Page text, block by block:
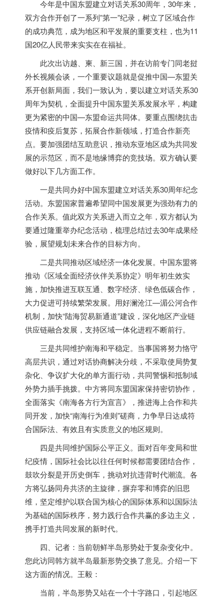
今年是中国东盟建立对话关系30周年，30年来，
双方合作开创了一系列”第一”纪录，树立了区域合作
的成功典范，成为地区和平发展的重要支柱，也为11
国20亿人民带来实实在在福祉。
此次出访越、柬、新三国，并在访前专门同老挝
外长视频会谈，一个重要议题就是促推中国—东盟关
系开创新局面，我们一致认为，要以建立对话关系30
周年为契机，全面提升中国东盟关系发展水平，构建
更为紧密的中国—东盟命运共同体。要重点围绕抗击
疫情和疫后复苏，拓展合作新领域，打造合作新亮
点。要加强团结互助意识，推动东亚地区成为共同发
展的示范区，而不是地缘博弈的竞技场。双方确认要
做好以下几方面工作。
一是共同办好中国东盟建立对话关系30周年纪念
活动。东盟国家普遍希望同中国发展更为强劲有力的
合作关系。值此双方关系进入而立之年，双方都认为
要通过隆重举办纪念活动，梳理总结过去30年成果经
验，展望规划未来合作的目标方向。
二是共同推动区域经济一体化发展。中国东盟将
推动《区域全面经济伙伴关系协定》明年初生效实
施，加快推进互联互通、数字经济、绿色低碳合作，
大力促进可持续繁荣发展。用好澜沧江—湄公河合作
机制，加快“陆海贸易新通道”建设，深化地区产业链
供应链融合发展，支持区域一体化进程不断前行。
三是共同维护南海和平稳定。当事国将努力恪守
高层共识，通过对话协商解决分歧，不采取使局势复
杂化、争议扩大化的单方面行动，共同警惕和抵制域
外势力插手挑拨。中方将同东盟国家保持密切协作，
全面落实《南海各方行为宣言》，推进海上合作和共
同开发，加快“南海行为准则”磋商，力争早日达成符
合国际法、有效且有实质意义的地区规则。
四是共同维护国际公平正义。面对百年变局和世
纪疫情，国际社会比以往任何时候都需要团结合作，
鼓吹分裂是开历史倒车，挑动对抗违背时代潮流。各
方将弘扬同舟共济的主旋律，摒弃零和博弈的旧思
维，坚定维护以联合国为核心的国际体系和以国际法
为基础的国际秩序，努力践行合作共赢的多边主义，
携手打造共同发展的新时代。
四、记者：当前朝鲜半岛形势处于复杂变化中。
您此访同韩方就半岛最新形势交换了意见。介绍一下
这方面的情况。王毅：
当前，半岛形势又站在一个十字路口，引起地区